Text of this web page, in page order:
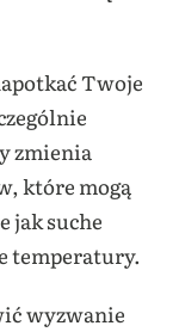
Twoje
zmienia
które mogą
jak suche
temperatury.
wyzwanie